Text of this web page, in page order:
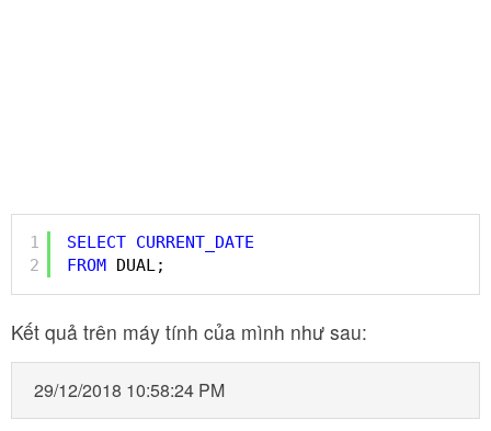
1
2
SELECT CURRENT_DATE
FROM DUAL;
Kết quả trên máy tính của mình như sau:
29/12/2018 10:58:24 PM